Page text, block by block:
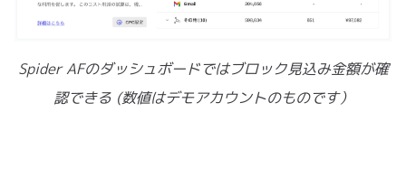
Spider AFのダッシュボードではブロック見込み金額が確
認できる (数値はデモアカウントのものです）